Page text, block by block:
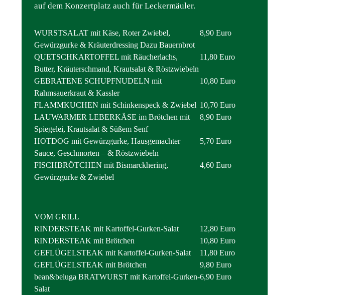
auf dem Konzertplatz auch für Leckermäuler.
WURSTSALAT mit Käse, Roter Zwiebel,
Gewürzgurke & Kräuterdressing Dazu Bauernbrot
8,90 Euro
QUETSCHKARTOFFEL mit Räucherlachs,
Butter, Kräuterschmand, Krautsalat & Röstzwiebeln
11,80 Euro
GEBRATENE SCHUPFNUDELN mit
Rahmsauerkraut & Kassler
10,80 Euro
FLAMMKUCHEN mit Schinkenspeck & Zwiebel 10,70 Euro
LAUWARMER LEBERKÄSE im Brötchen mit
Spiegelei, Krautsalat & Süßem Senf
8,90 Euro
HOTDOG mit Gewürzgurke, Hausgemachter
Sauce, Geschmorten – & Röstzwiebeln
5,70 Euro
FISCHBRÖTCHEN mit Bismarckhering,
Gewürzgurke & Zwiebel
4,60 Euro
VOM GRILL
RINDERSTEAK mit Kartoffel-Gurken-Salat
12,80 Euro
RINDERSTEAK mit Brötchen
10,80 Euro
GEFLÜGELSTEAK mit Kartoffel-Gurken-Salat
11,80 Euro
GEFLÜGELSTEAK mit Brötchen
9,80 Euro
bean&beluga BRATWURST mit Kartoffel-Gurken-
Salat
6,90 Euro